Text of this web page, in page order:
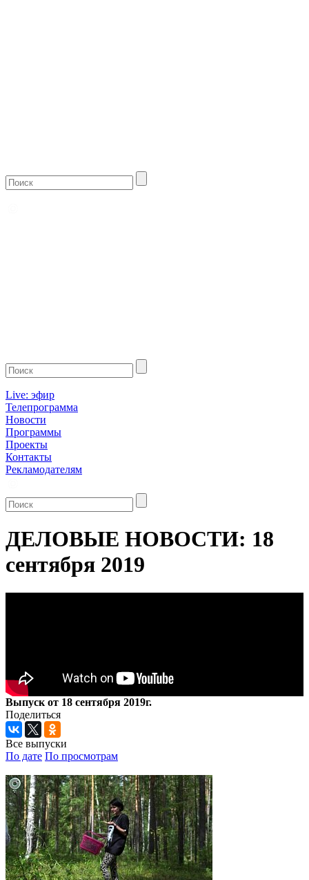
Live: эфир
Телепрограмма
Новости
Программы
Проекты
Контакты
Рекламодателям
ДЕЛОВЫЕ НОВОСТИ: 18
сентября 2019
Выпуск от 18 сентября 2019г.
Поделиться
Все выпуски
По дате По просмотрам